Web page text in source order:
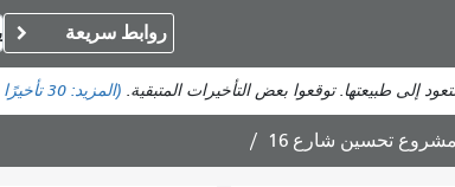
روابط سريعة
إلى طبيعتها. توقعوا بعض التأخيرات المتبقية. (المزيد:30 تأخيرًا